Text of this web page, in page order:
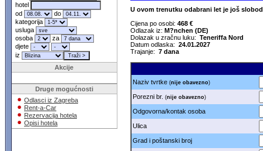
hotel
od
do
kategorija
usluga
osoba
za
djete
iz
Akcije
Druge mogućnosti
Odlasci iz Zagreba
Rent-a-Car
Rezervacija hotela
Opisi hotela
U ovom trenutku odabrani let je još
Cijena po osobi: 468 €
Odlazak iz: M?nchen (DE)
Dolazak u zračnu luku: Teneriffa Nord
Datum odlaska: 24.01.2027
Trajanje: 7 dana
Naziv tvrtke (nije obavezno)
Porezni br. (nije obavezno)
Odgovorna/kontak osoba
Ulica
Grad i poštanski broj